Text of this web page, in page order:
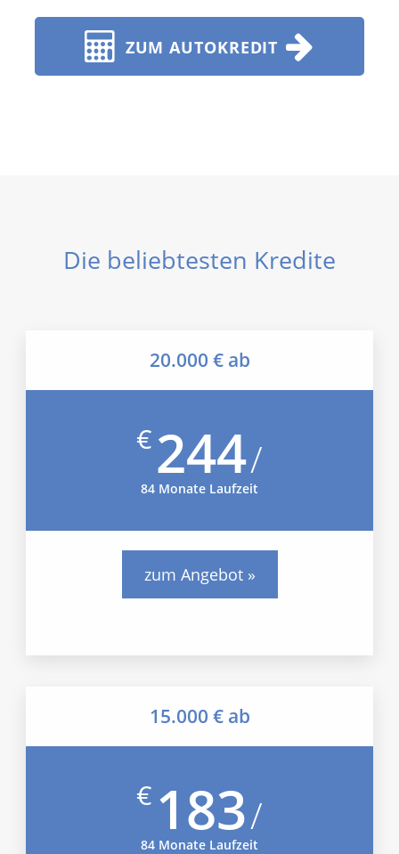
ZUM AUTOKREDIT
Die beliebtesten Kredite
20.000 € ab
€244/
84 Monate Laufzeit
zum Angebot »
15.000 € ab
€ 183/
84 Monate Laufzeit